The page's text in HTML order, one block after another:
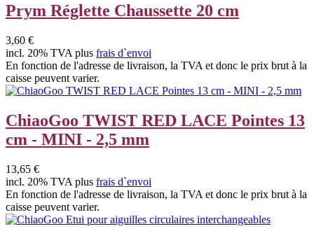
Prym Réglette Chaussette 20 cm
3,60 €
incl. 20% TVA plus frais d`envoi
En fonction de l'adresse de livraison, la TVA et donc le prix brut à la
caisse peuvent varier.
ChiaoGoo TWIST RED LACE Pointes 13
cm - MINI - 2,5 mm
13,65 €
incl. 20% TVA plus frais d`envoi
En fonction de l'adresse de livraison, la TVA et donc le prix brut à la
caisse peuvent varier.